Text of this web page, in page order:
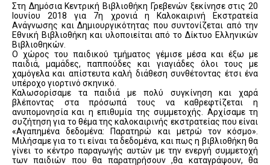
Στη Δημόσια Κεντρική Βιβλιοθήκη Γρεβενών ξεκίνησε στις 20
Ιουνίου 2018 για 7η χρονιά η Kαλοκαιρινή Eκστρατεία
Ανάγνωσης και Δημιουργικότητας που συντονίζεται από την
Εθνική Βιβλιοθήκη και υλοποιείται από το Δίκτυο Ελληνικών
Βιβλιοθηκών.
Ο χώρος του παιδικού τμήματος γέμισε μέσα και έξω με
παιδιά, μαμάδες, παππούδες και γιαγιάδες όλοι τους με
χαμόγελα και απίστευτα καλή διάθεση συνθέτοντας έτσι ένα
υπέροχο γιορτινό σκηνικό.
Καλωσορίσαμε τα παιδιά με πολύ συγκίνηση και χαρά
βλέποντας στα πρόσωπά τους να καθρεφτίζεται η
ανυπομονησία και η επιθυμία της συμμετοχής. Αρχίσαμε τη
συζήτηση για το θέμα της καλοκαιρινής εκστρατείας που είναι
«Αγαπημένα δεδομένα: Παρατηρώ και μετρώ τον κόσμο».
Μιλήσαμε για το τι είναι τα δεδομένα, και πως η βιβλιοθήκη θα
γίνει το κέντρο παραγωγής αυτών με την ενεργή συμμετοχή
των παιδιών που θα παρατηρήσουν ,θα καταγράψουν, θα